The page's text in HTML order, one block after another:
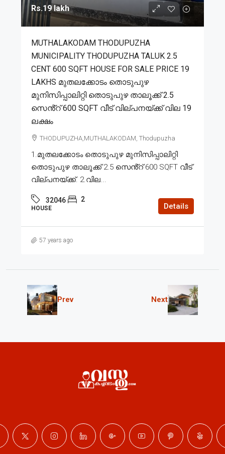
Rs.19 lakh
MUTHALAKODAM THODUPUZHA
MUNICIPALITY THODUPUZHA TALUK 2.5
CENT 600 SQFT HOUSE FOR SALE PRICE 19
LAKHS മുതലക്കോടം തൊടുപുഴ
മുനിസിപ്പാലിറ്റി തൊടുപുഴ താലൂക്ക് 2.5
സെൻ്റ് 600 SQFT വീട് വില്പനയ്ക്ക് വില 19
ലക്ഷം
THODUPUZHA,MUTHALAKODAM, Thodupuzha
1.മുതലക്കോടം തൊടുപുഴ മുനിസിപ്പാലിറ്റി
തൊടുപുഴ താലൂക്ക് 2.5 സെൻ്റ് 600 SQFT വീട്
വില്പനയ്ക്ക്. 2.വില...
32046 2
HOUSE Details
57 years ago
Prev Next